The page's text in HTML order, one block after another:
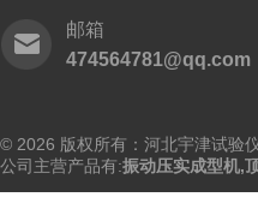
邮箱
474564781@qq.com
© 2026 版权所有：河北宇津试验
公司主营产品有:振动压实成型机,